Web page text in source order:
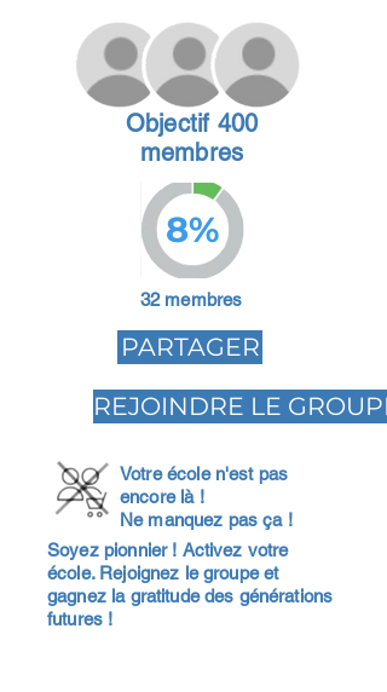
Objectif 400
membres
8%
32 membres
PARTAGER
REJOINDRE LE GROUPE
Votre école n'est pas
encore là !
Ne manquez pas ça !
Soyez pionnier ! Activez votre
école. Rejoignez le groupe et
gagnez la gratitude des générations
futures !